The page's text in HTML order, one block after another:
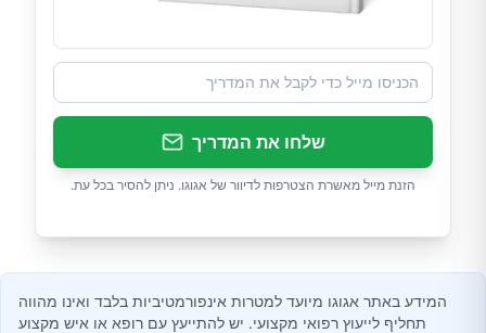
שלחו את המדריך
הזנת מייל מאשרת הצטרפות לדיוור של אגוגו. ניתן להסיר בכל עת.
המידע באתר אגוגו מיועד למטרות אינפורמטיביות בלבד ואינו מהווה
תחליף לייעוץ רפואי מקצועי. יש להתייעץ עם רופא או איש מקצוע